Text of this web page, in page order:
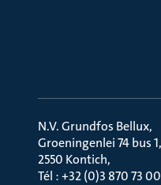
N.V. Grundfos Bellux
Groeningenlei 74 bus 1
2550 Kontich
Tél : +32 (0)3 870 73 00